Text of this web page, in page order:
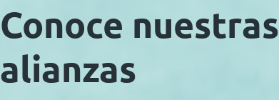
Conoce nuestras
alianzas